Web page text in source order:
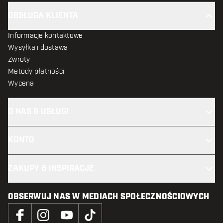
Informacje kontaktowe
Wysyłka i dostawa
Zwroty
Metody płatności
Wycena
OBSERWUJ NAS W MEDIACH SPOŁECZNOŚCIOWYCH